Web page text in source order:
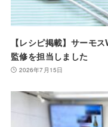
【レシピ掲載】サーモ
監修を担当しました
2026年7月15日